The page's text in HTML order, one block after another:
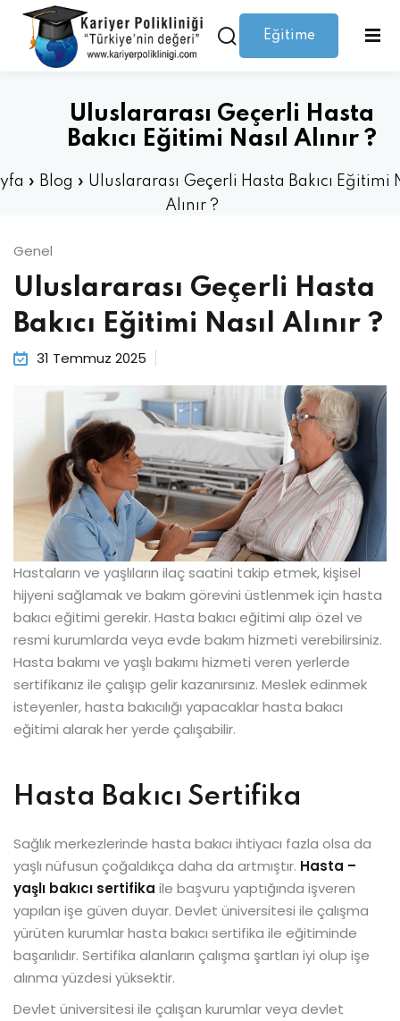
Eğitime
Uluslararası Geçerli Hasta
Bakıcı Eğitimi Nasıl Alınır ?
» Blog » Uluslararası Geçerli Hasta Bakıcı Eğitimi
Alınır ?
Genel
Uluslararası Geçerli Hasta
Bakıcı Eğitimi Nasıl Alınır ?
31 Temmuz 2025
Hastaların ve yaşlıların ilaç saatini takip etmek, kişisel
hijyeni sağlamak ve bakım görevini üstlenmek için hasta
bakıcı eğitimi gerekir. Hasta bakıcı eğitimi alıp özel ve
resmi kurumlarda veya evde bakım hizmeti verebilirsiniz.
Hasta bakımı ve yaşlı bakımı hizmeti veren yerlerde
sertifikanız ile çalışıp gelir kazanırsınız. Meslek edinmek
isteyenler, hasta bakıcılığı yapacaklar hasta bakıcı
eğitimi alarak her yerde çalışabilir.
Hasta Bakıcı Sertifika
Sağlık merkezlerinde hasta bakıcı ihtiyacı fazla olsa da
yaşlı nüfusun çoğaldıkça daha da artmıştır. Hasta –
yaşlı bakıcı sertifika ile başvuru yaptığında işveren
yapılan işe güven duyar. Devlet üniversitesi ile çalışma
yürüten kurumlar hasta bakıcı sertifika ile eğitiminde
başarılıdır. Sertifika alanların çalışma şartları iyi olup işe
alınma yüzdesi yüksektir.
Devlet üniversitesi ile çalışan kurumlar veya devlet
Giriş yap Kaydolmak
Hesabınız yok mu?Kaydolmak
Beni hatırla Şifrenizi mi kaybettiniz?